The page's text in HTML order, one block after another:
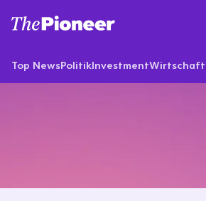
Top NewsPolitikInvestmentWirtschaft